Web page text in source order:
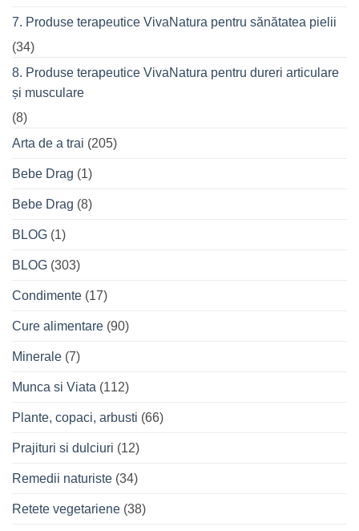
7. Produse terapeutice VivaNatura pentru sănătatea pielii
(34)
8. Produse terapeutice VivaNatura pentru dureri articulare
și musculare
(8)
Arta de a trai (205)
Bebe Drag (1)
Bebe Drag (8)
BLOG (1)
BLOG (303)
Condimente (17)
Cure alimentare (90)
Minerale (7)
Munca si Viata (112)
Plante, copaci, arbusti (66)
Prajituri si dulciuri (12)
Remedii naturiste (34)
Retete vegetariene (38)